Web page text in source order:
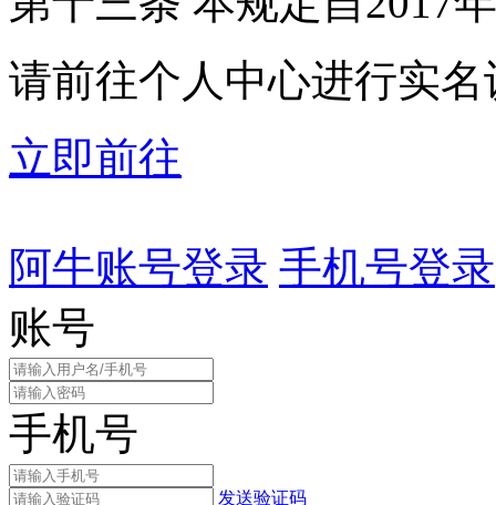
请前往个人中心进行实名
立即前往
阿牛账号登录 手机号登录
账号
手机号
发送验证码